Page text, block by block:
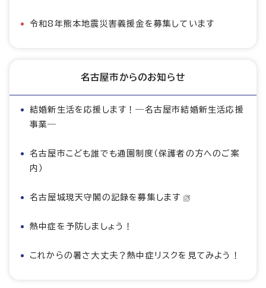
令和8年熊本地震災害義援金を募集しています
名古屋市からのお知らせ
結婚新生活を応援します！―名古屋市結婚新生活応援
事業―
名古屋市こども誰でも通園制度（保護者の方へのご案
内）
名古屋城現天守閣の記録を募集します
熱中症を予防しましょう！
これからの暑さ大丈夫？熱中症リスクを見てみよう！